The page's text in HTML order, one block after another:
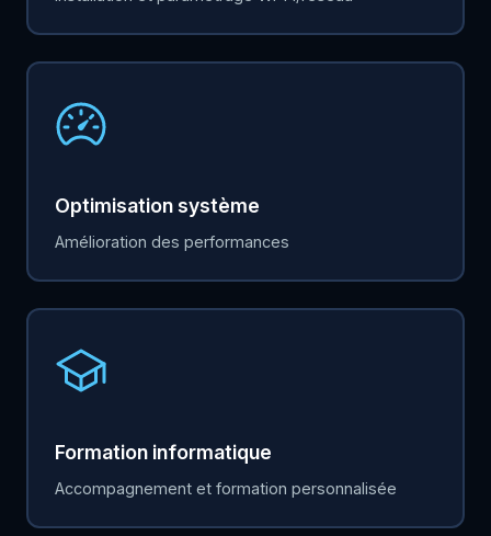
Optimisation système
Amélioration des performances
Formation informatique
Accompagnement et formation personnalisée